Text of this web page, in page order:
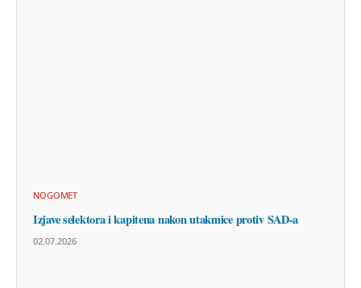
NOGOMET
Izjave selektora i kapitena nakon utakmice protiv SAD-a
02.07.2026